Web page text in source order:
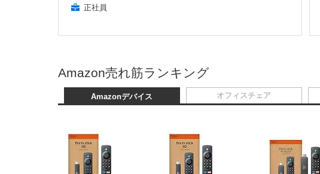
正社員
Amazon売れ筋ランキング
Amazonデバイス オフィスチェア